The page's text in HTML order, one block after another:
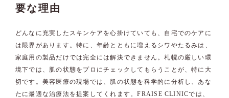
要な理由
どんなに充実したスキンケアを心掛けていても、自宅でのケアに
は限界があります。特に、年齢とともに増えるシワやたるみは、
家庭用の製品だけでは完全には解決できません。札幌の厳しい環
境下では、肌の状態をプロにチェックしてもらうことが、特に大
切です。美容医療の現場では、肌の状態を科学的に分析し、あな
たに最適な治療法を提案してくれます。FRAISE CLINICでは、